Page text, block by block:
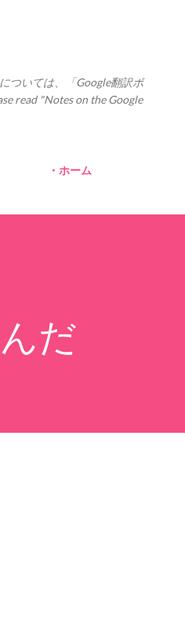
ついては、「Google翻訳ボ
read "Notes on the Google
・ホーム
だ